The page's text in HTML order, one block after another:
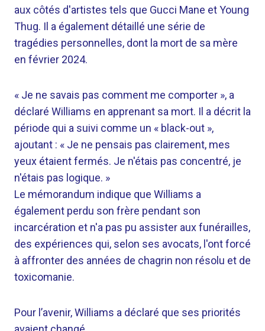
aux côtés d'artistes tels que Gucci Mane et Young
Thug. Il a également détaillé une série de
tragédies personnelles, dont la mort de sa mère
en février 2024.
« Je ne savais pas comment me comporter », a
déclaré Williams en apprenant sa mort. Il a décrit la
période qui a suivi comme un « black-out »,
ajoutant : « Je ne pensais pas clairement, mes
yeux étaient fermés. Je n'étais pas concentré, je
n'étais pas logique. »
Le mémorandum indique que Williams a
également perdu son frère pendant son
incarcération et n'a pas pu assister aux funérailles,
des expériences qui, selon ses avocats, l'ont forcé
à affronter des années de chagrin non résolu et de
toxicomanie.
Pour l’avenir, Williams a déclaré que ses priorités